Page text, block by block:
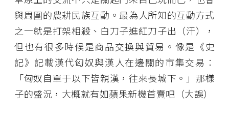
與周圍的農耕民族互動。最為人所知的互動方式
之一就是打架相殺、白刀子進紅刀子出（汗），
但也有很多時候是商品交換與貿易。像是《史
記》記載漢代匈奴與漢人在邊關的市集交易：
「匈奴自單于以下皆親漢，往來長城下。」那樣
子的盛況，大概就有如蘋果新機首賣吧（大誤）